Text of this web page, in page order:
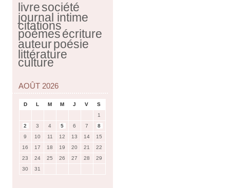
livresociété
journal intime
citations
poèmesécriture
auteurpoésie
littérature
culture
AOÛT 2026
D L M M J V
S
1
2
3 4 5 6 7
8
9
10 11 12 13 14
15
16
17 18 19 20 21
22
23
24 25 26 27 28
29
30
31